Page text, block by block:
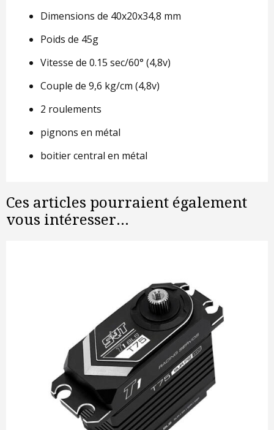
Dimensions de 40x20x34,8 mm
Poids de 45g
Vitesse de 0.15 sec/60° (4,8v)
Couple de 9,6 kg/cm (4,8v)
2 roulements
pignons en métal
boitier central en métal
Ces articles pourraient également
vous intéresser...